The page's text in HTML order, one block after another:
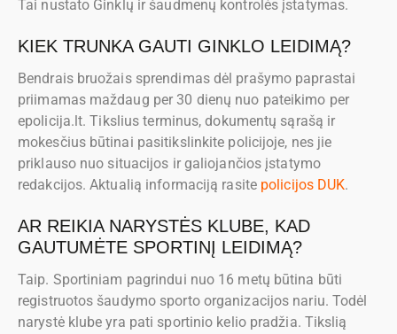
Tai nustato Ginklų ir šaudmenų kontrolės įstatymas.
KIEK TRUNKA GAUTI GINKLO LEIDIMĄ?
Bendrais bruožais sprendimas dėl prašymo paprastai
priimamas maždaug per 30 dienų nuo pateikimo per
epolicija.lt. Tikslius terminus, dokumentų sąrašą ir
mokesčius būtinai pasitikslinkite policijoje, nes jie
priklauso nuo situacijos ir galiojančios įstatymo
redakcijos. Aktualią informaciją rasite policijos DUK.
AR REIKIA NARYSTĖS KLUBE, KAD
GAUTUMĖTE SPORTINĮ LEIDIMĄ?
Taip. Sportiniam pagrindui nuo 16 metų būtina būti
registruotos šaudymo sporto organizacijos nariu. Todėl
narystė klube yra pati sportinio kelio pradžia. Tikslią